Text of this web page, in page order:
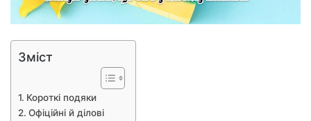
Зміст
Короткі подяки
Офіційні й ділові